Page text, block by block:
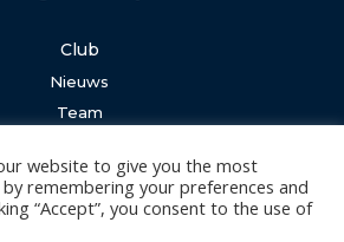
Club
Nieuws
Team
Partner worden
website to give you the most
remembering your preferences and
“Accept”, you consent to the use of